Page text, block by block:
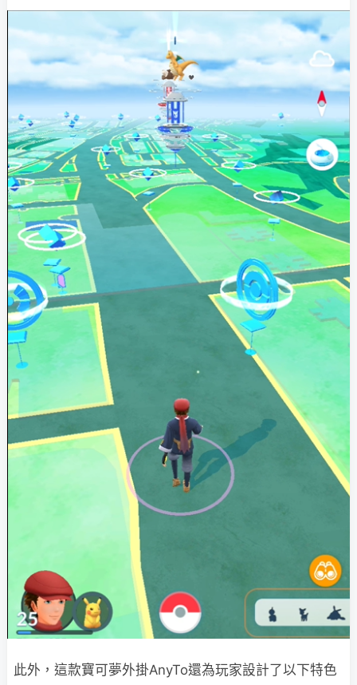
此外，這款寶可夢外掛AnyTo還為玩家設計了以下特色